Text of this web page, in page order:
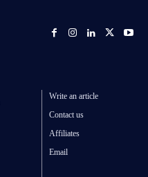
Write an article
Contact us
Affiliates
Email